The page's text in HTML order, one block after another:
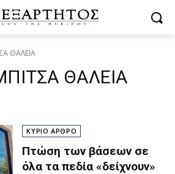
ΘΑΛΕΙΑ
ΘΑΛΕΙΑ
ΚΥΡΙΟ ΑΡΘΡΟ
Πτώση των βάσεων σε
όλα τα πεδία «δείχνουν»